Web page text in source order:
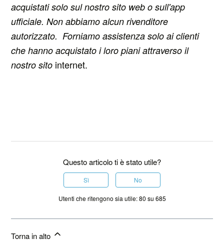
acquistati solo sul nostro sito web o sull'app
ufficiale. Non abbiamo alcun rivenditore
autorizzato. Forniamo assistenza solo ai clienti
che hanno acquistato i loro piani attraverso il
nostro sito internet.
Questo articolo ti è stato utile?
Sì No
Utenti che ritengono sia utile: 80 su 685
Torna in alto